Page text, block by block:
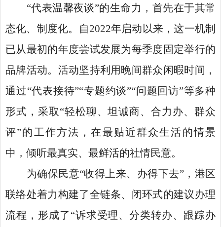
“代表温馨夜谈”的生命力，首先在于其常
态化、制度化。自2022年启动以来，这一机制
已从最初的年度尝试发展为每季度固定举行的
品牌活动。活动坚持利用晚间群众闲暇时间，
通过“代表接待”“专题约谈”“问题回访”等多种
形式，采取“轻松聊、坦诚商、合力办、群众
评”的工作方法，在最贴近群众生活的情景
中，倾听最真实、最鲜活的社情民意。
为确保民意“收得上来、办得下去”，港区
联络处着力构建了全链条、闭环式的建议办理
流程，形成了“诉求受理、分类转办、跟踪办